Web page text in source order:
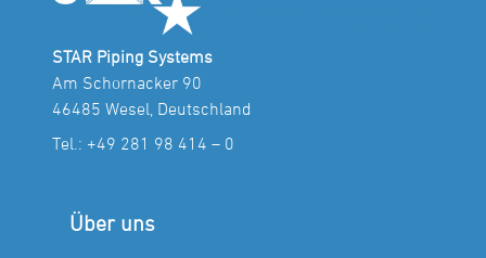
STAR Piping Systems
Am Schornacker 90
46485 Wesel, Deutschland
Tel.: +49 281 98 414 – 0
Über uns